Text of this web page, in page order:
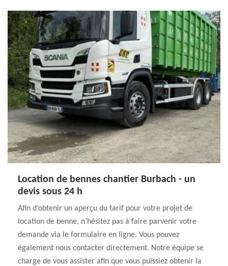
Location de bennes chantier Burbach - un
devis sous 24 h
Afin d’obtenir un aperçu du tarif pour votre projet de
location de benne, n’hésitez pas à faire parvenir votre
demande via le formulaire en ligne. Vous pouvez
également nous contacter directement. Notre équipe se
charge de vous assister afin que vous puissiez obtenir la